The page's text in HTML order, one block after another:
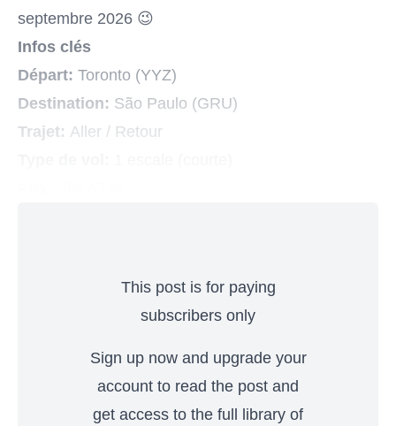
septembre 2026 😉
Infos clés
Départ: Toronto (YYZ)
Destination: São Paulo (GRU)
Trajet: Aller / Retour
This post is for paying
subscribers only
Sign up now and upgrade your
account to read the post and
get access to the full library of